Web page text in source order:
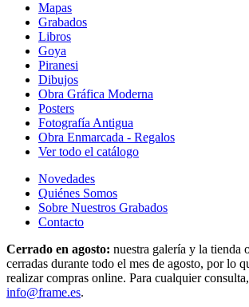
Mapas
Grabados
Libros
Goya
Piranesi
Dibujos
Obra Gráfica Moderna
Posters
Fotografía Antigua
Obra Enmarcada - Regalos
Ver todo el catálogo
Novedades
Quiénes Somos
Sobre Nuestros Grabados
Contacto
Cerrado en agosto: nuestra galería y la tienda
cerradas durante todo el mes de agosto, por lo
realizar compras online. Para cualquier
info@frame.es.